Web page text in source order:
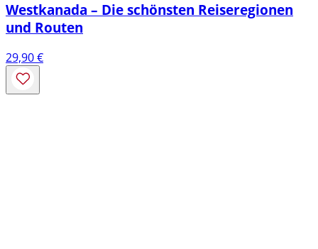
Westkanada – Die schönsten Reiseregionen
und Routen
29,90€